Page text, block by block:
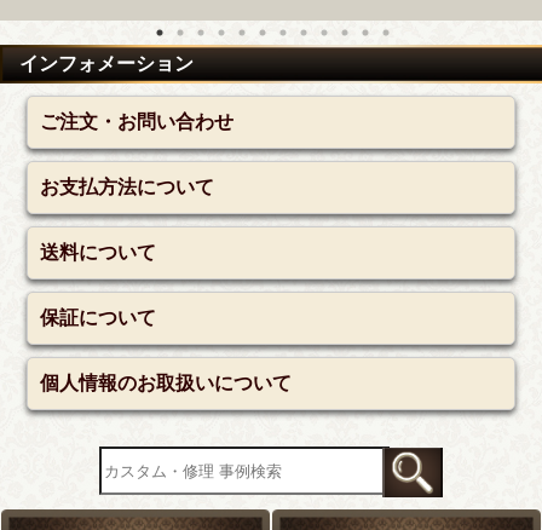
インフォメーション
ご注文・お問い合わせ
お支払方法について
送料について
保証について
個人情報のお取扱いについて